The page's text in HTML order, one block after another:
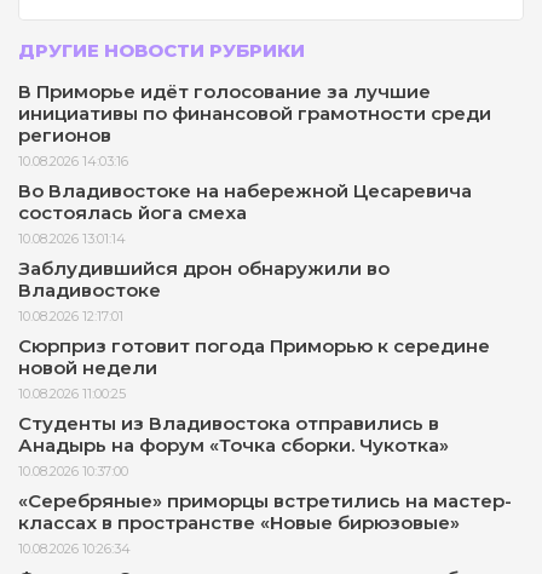
ДРУГИЕ НОВОСТИ РУБРИКИ
В Приморье идёт голосование за лучшие
инициативы по финансовой грамотности среди
регионов
10.08.2026 14:03:16
Во Владивостоке на набережной Цесаревича
состоялась йога смеха
10.08.2026 13:01:14
Заблудившийся дрон обнаружили во
Владивостоке
10.08.2026 12:17:01
Сюрприз готовит погода Приморью к середине
новой недели
10.08.2026 11:00:25
Студенты из Владивостока отправились в
Анадырь на форум «Точка сборки. Чукотка»
10.08.2026 10:37:00
«Серебряные» приморцы встретились на мастер-
классах в пространстве «Новые бирюзовые»
10.08.2026 10:26:34